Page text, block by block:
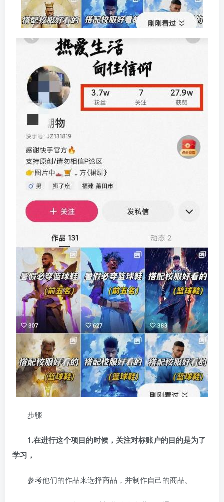
步骤
1.在进行这个项目的时候，关注对标账户的目的是为了
学习，
参考他们的作品来选择商品，并制作自己的商品。